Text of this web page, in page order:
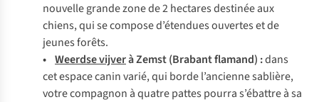
nouvelle grande zone de 2 hectares destinée aux
chiens, qui se compose d’étendues ouvertes et de
jeunes forêts.
• Weerdse vijverà Zemst (Brabant flamand) :dans
cet espace canin varié, qui borde l’ancienne sablière,
votre compagnon à quatre pattes pourra s’ébattre à sa